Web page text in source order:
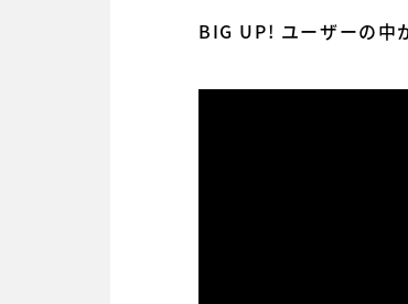
BIG UP! ユーザーの中